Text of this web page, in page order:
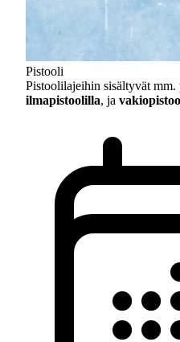
Pistooli
Pistoolilajeihin sisältyvät mm.
ilmapistoolilla, ja